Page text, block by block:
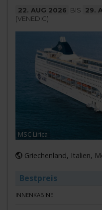
22. AUG 2026 BIS 29.
(VENEDIG)
MSC Lirica
Griechenland, Italien,
Bestpreis
INNENKABINE